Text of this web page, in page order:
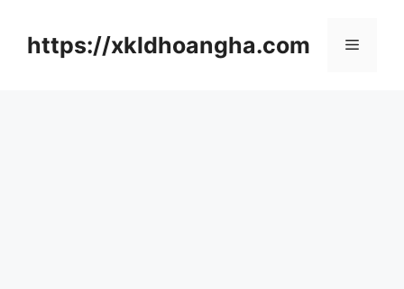
https://xkldhoangha.com 메